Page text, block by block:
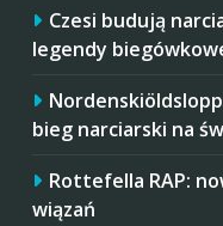
Czesi budują
legendy
bieg narciarski na
Rottefella RAP:
wiązań